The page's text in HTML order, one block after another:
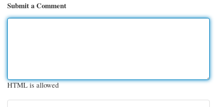
Submit a Comment
HTML is allowed